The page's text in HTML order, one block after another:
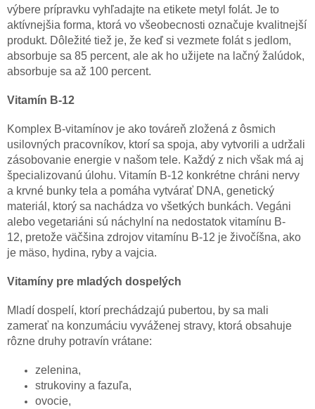
výbere prípravku vyhľadajte na etikete metyl folát. Je to
aktívnejšia forma, ktorá vo všeobecnosti označuje kvalitnejší
produkt. Dôležité tiež je, že keď si vezmete folát s jedlom,
absorbuje sa 85 percent, ale ak ho užijete na lačný žalúdok,
absorbuje sa až 100 percent.
Vitamín B-12
Komplex B-vitamínov je ako továreň zložená z ôsmich
usilovných pracovníkov, ktorí sa spoja, aby vytvorili a udržali
zásobovanie energie v našom tele. Každý z nich však má aj
špecializovanú úlohu. Vitamín B-12 konkrétne chráni nervy
a krvné bunky tela a pomáha vytvárať DNA, genetický
materiál, ktorý sa nachádza vo všetkých bunkách. Vegáni
alebo vegetariáni sú náchylní na nedostatok vitamínu B-
12, pretože väčšina zdrojov vitamínu B-12 je živočíšna, ako
je mäso, hydina, ryby a vajcia.
Vitamíny pre mladých dospelých
Mladí dospelí, ktorí prechádzajú pubertou, by sa mali
zamerať na konzumáciu vyváženej stravy, ktorá obsahuje
rôzne druhy potravín vrátane:
zelenina,
strukoviny a fazuľa,
ovocie,